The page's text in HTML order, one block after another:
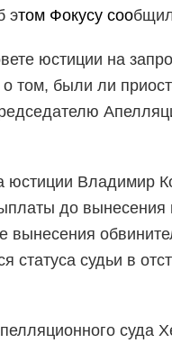
этом Фокусусоо
юстиции на
том, были ли
юстиции Владимир
до вынесения
вынесения
судьи в
суда